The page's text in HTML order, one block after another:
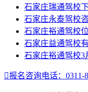
石家庄瑞通驾校
石家庄永泰驾校
石家庄裕通驾校
石家庄益通驾校
石家庄裕通驾校3
报名咨询电话：0311-